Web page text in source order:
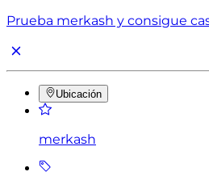
Prueba merkash y consigue
Ubicación
merkash